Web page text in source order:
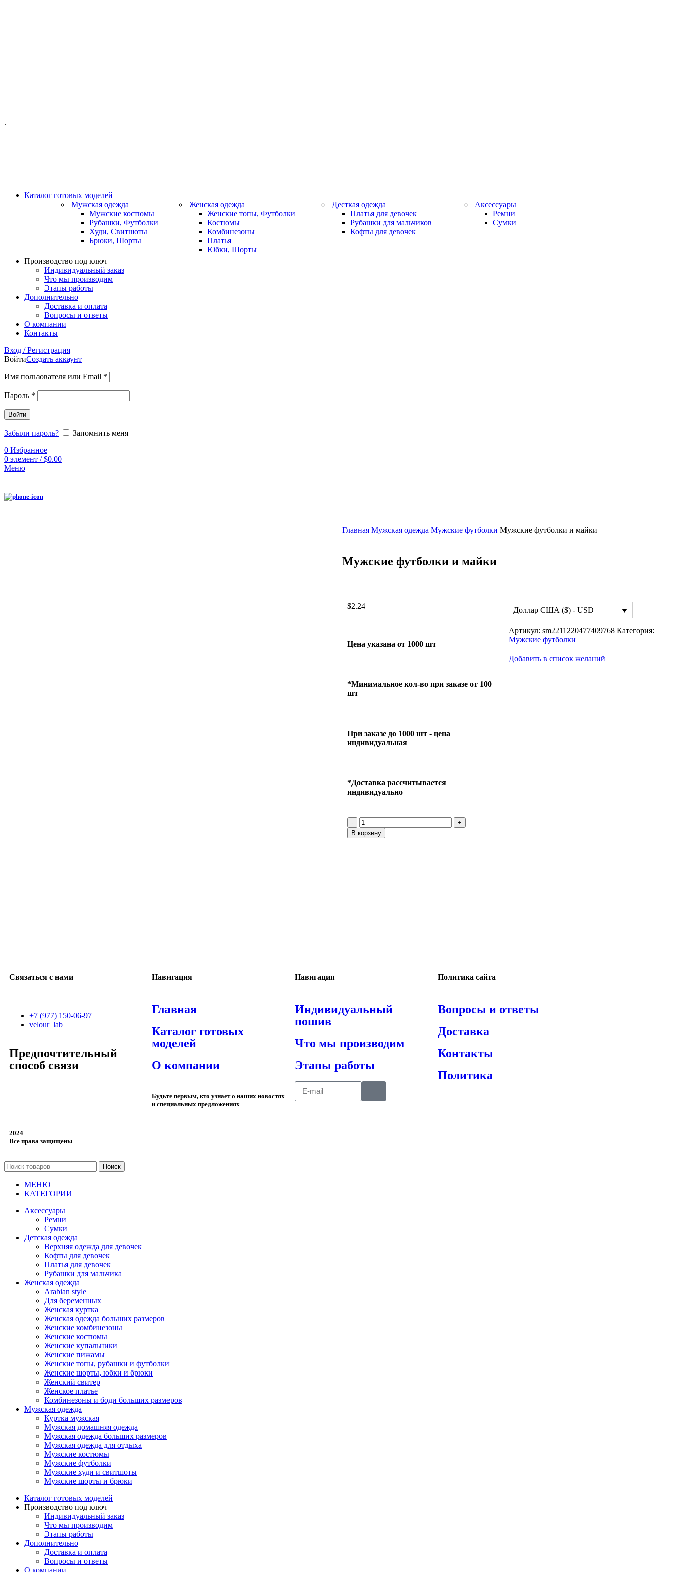
.
Каталог готовых моделей
Мужская одежда
Мужские костюмы
Рубашки, Футболки
Худи, Свитшоты
Брюки, Шорты
Женская одежда
Женские топы, Футболки
Костюмы
Комбинезоны
Платья
Юбки, Шорты
Десткая одежда
Платья для девочек
Рубашки для мальчиков
Кофты для девочек
Аксессуары
Ремни
Сумки
Производство под ключ
Индивидуальный заказ
Что мы производим
Этапы работы
Дополнительно
Доставка и оплата
Вопросы и ответы
О компании
Контакты
Вход / Регистрация
ВойтиСоздать аккаунт
Имя пользователя или Email *
Пароль *
Войти
Забыли пароль?
Запомнить меня
0 Избранное
0 элемент / $0.00
Меню
Главная Мужская одежда Мужские футболки Мужские футболки и майки
Мужские футболки и майки
$2.24
Цена указана от 1000 шт
*Минимальное кол-во при заказе от 100
шт
При заказе до 1000 шт - цена
индивидуальная
*Доставка рассчитывается
индивидуально
Доллар США ($) - USD
Артикул: sm2211220477409768 Категория:
Мужские футболки
Добавить в список желаний
В корзину
Связаться с нами
+7 (977) 150-06-97
velour_lab
Предпочтительный
способ связи
2024
Все права защищены
Навигация
Главная
Каталог готовых
моделей
О компании
Будьте первым, кто узнает о наших новостях
и специальных предложениях
Навигация
Индивидуальный
пошив
Что мы производим
Этапы работы
Политика сайта
Вопросы и ответы
Доставка
Контакты
Политика
Поиск
МЕНЮ
КАТЕГОРИИ
Аксессуары
Ремни
Сумки
Детская одежда
Верхняя одежда для девочек
Кофты для девочек
Платья для девочек
Рубашки для мальчика
Женская одежда
Arabian style
Для беременных
Женская куртка
Женская одежда больших размеров
Женские комбинезоны
Женские костюмы
Женские купальники
Женские пижамы
Женские топы, рубашки и футболки
Женские шорты, юбки и брюки
Женский свитер
Женское платье
Комбинезоны и боди больших размеров
Мужская одежда
Куртка мужская
Мужская домашняя одежда
Мужская одежда больших размеров
Мужская одежда для отдыха
Мужские костюмы
Мужские футболки
Мужские худи и свитшоты
Мужские шорты и брюки
Каталог готовых моделей
Производство под ключ
Индивидуальный заказ
Что мы производим
Этапы работы
Дополнительно
Доставка и оплата
Вопросы и ответы
О компании